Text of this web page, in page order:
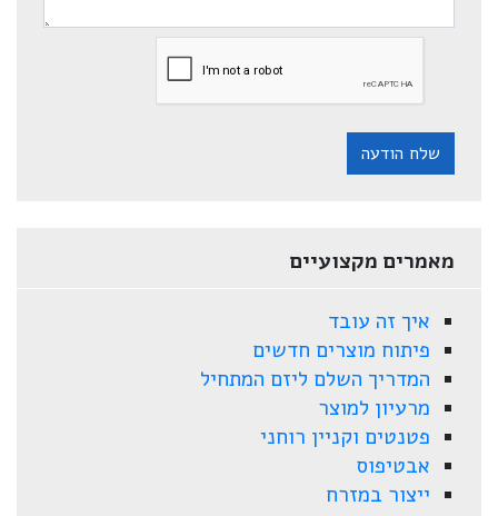
שלח הודעה
מאמרים מקצועיים
איך זה עובד
פיתוח מוצרים חדשים
המדריך השלם ליזם המתחיל
מרעיון למוצר
פטנטים וקניין רוחני
אבטיפוס
ייצור במזרח